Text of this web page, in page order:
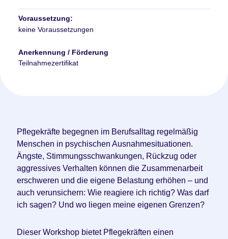
Pflegekräfte begegnen im Berufsalltag regelmäßig
Menschen in psychischen Ausnahmesituationen.
Ängste, Stimmungsschwankungen, Rückzug oder
aggressives Verhalten können die Zusammenarbeit
erschweren und die eigene Belastung erhöhen – und
auch verunsichern: Wie reagiere ich richtig? Was darf
ich sagen? Und wo liegen meine eigenen Grenzen?
Dieser Workshop bietet Pflegekräften einen
Voraussetzung:
keine Voraussetzungen
Anerkennung / Förderung
Teilnahmezertifikat